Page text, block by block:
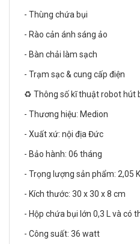
- Thùng chứa bụi
- Rào cản ánh sáng ảo
- Bàn chải làm sạch
- Trạm sạc & cung cấp điện
♻️ Thông số kĩ thuật robot hút
- Thương hiệu: Medion
- Xuất xứ: nội địa Đức
- Bảo hành: 06 tháng
- Trọng lượng sản phẩm: 2,05
- Kích thước: 30 x 30 x 8 cm
- Hộp chứa bụi lớn 0,3 L và có
- Công suất: 36 watt